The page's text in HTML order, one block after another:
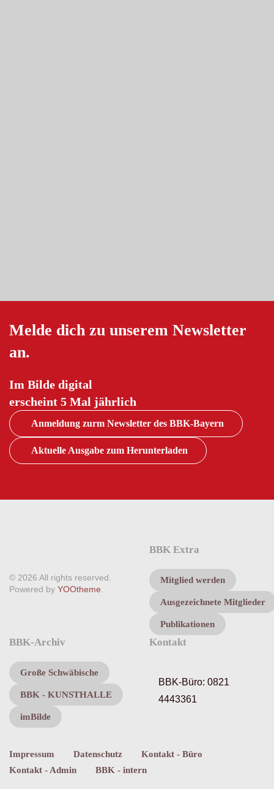
Melde dich zu unserem Newsletter
an.
Im Bilde digital
erscheint 5 Mal jährlich
Anmeldung zurm Newsletter des BBK-Bayern
Aktuelle Ausgabe zum Herunterladen
© 2026 All rights reserved.
Powered by YOOtheme
BBK Extra
Mitglied werden
Ausgezeichnete Mitglieder
Publikationen
BBK-Archiv
Große Schwäbische
BBK - KUNSTHALLE
imBilde
Kontakt
BBK-Büro: 0821
4443361
Impressum Datenschutz
Kontakt - Büro
Kontakt - Admin
BBK - intern